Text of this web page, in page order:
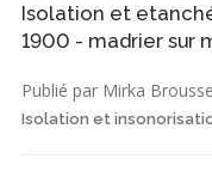
Isolation et
1900 - madrier sur
Publié par Mirka
Isolation et